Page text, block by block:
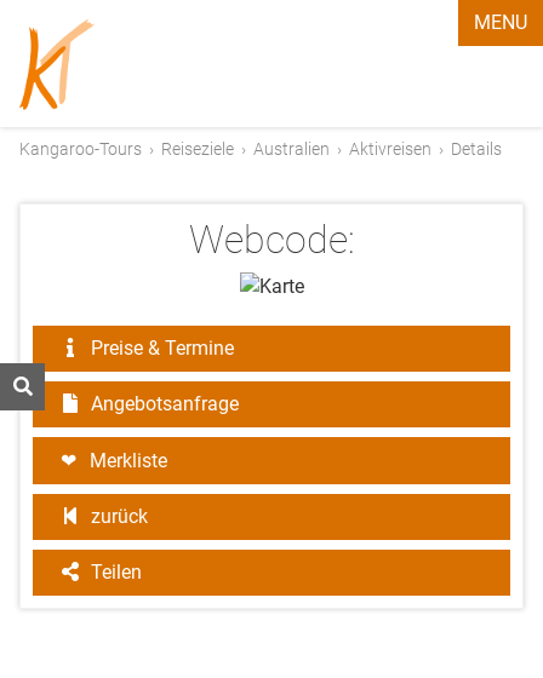
MENU
Kangaroo-Tours › Reiseziele › Australien › Aktivreisen › Details
Webcode:
Preise & Termine
Angebotsanfrage
Merkliste
zurück
Teilen